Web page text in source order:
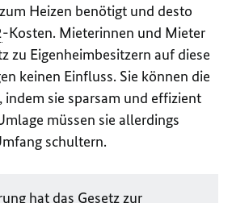
Heizen benötigt und desto
-Kosten. Mieterinnen und Mieter
zu Eigenheimbesitzern auf diese
keinen Einfluss. Sie können die
indem sie sparsam und effizient
müssen sie allerdings
schultern.
hat das Gesetz zur